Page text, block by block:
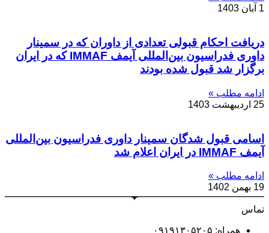
1 آبان 1403
دریافت احکام قبولی تعدادی از داوران که در سمینار
داوری فدراسیون بین‌المللی آیمف IMMAF که در ایران
برگزار شد قبول شده بودند
ادامه مطلب »
25 اردیبهشت 1403
اسامی قبول شدگان سمینار داوری فدراسیون بین‌المللی
آیمف IMMAF در ایران اعلام شد
ادامه مطلب »
19 بهمن 1402
تماس
همراه: ۰۹۱۹۱۳۰۵۲۰۵